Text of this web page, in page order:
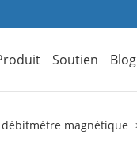
Soutien Blog
débitmètre magnétique